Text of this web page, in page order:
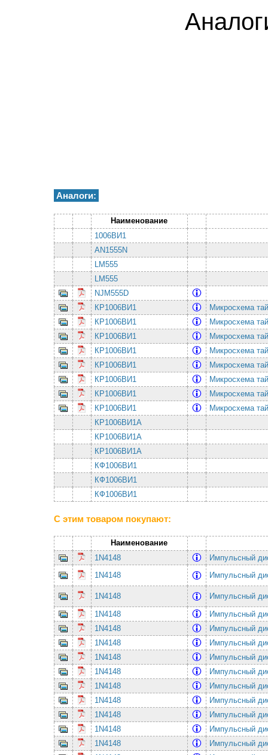
Аналоги:
Наименование
1006ВИ1
AN1555N
LM555
LM555
NJM555D
КР1006ВИ1
Микросхема
КР1006ВИ1
Микросхема
КР1006ВИ1
Микросхема
КР1006ВИ1
Микросхема
КР1006ВИ1
Микросхема
КР1006ВИ1
Микросхема
КР1006ВИ1
Микросхема
КР1006ВИ1
Микросхема
КР1006ВИ1А
КР1006ВИ1А
КР1006ВИ1А
КФ1006ВИ1
КФ1006ВИ1
КФ1006ВИ1
С этим товаром покупают:
Наименование
1N4148
Импульсный
1N4148
Импульсный
1N4148
Импульсный
1N4148
Импульсный
1N4148
Импульсный
1N4148
Импульсный
1N4148
Импульсный
1N4148
Импульсный
1N4148
Импульсный
1N4148
Импульсный
1N4148
Импульсный
1N4148
Импульсный
1N4148
Импульсный